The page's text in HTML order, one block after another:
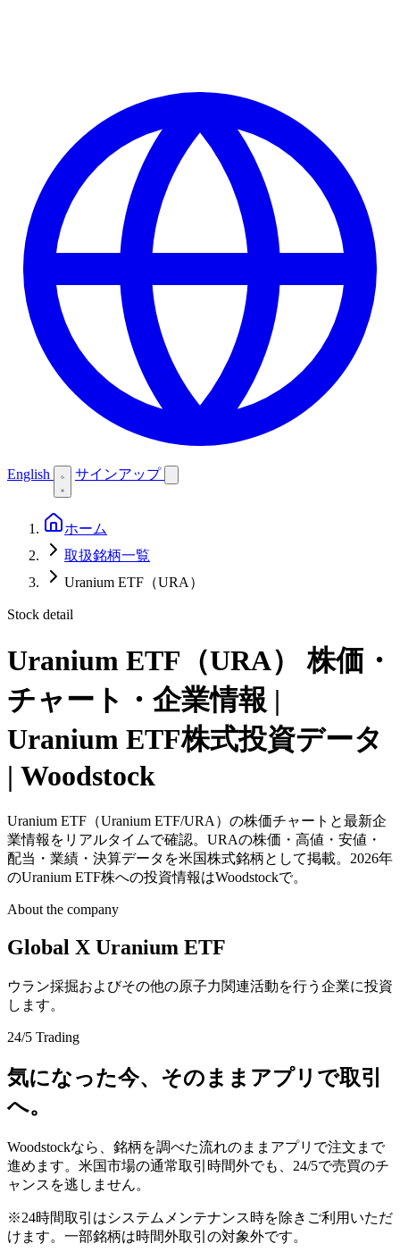
English サインアップ
ホーム
取扱銘柄一覧
Uranium ETF（URA）
Stock detail
Uranium ETF（URA）
株価・
チャート・企業情報 |
Uranium ETF株式投資データ
| Woodstock
Uranium ETF（Uranium ETF/URA）の株価チャートと最新企
業情報をリアルタイムで確認。URAの株価・高値・安値・
配当・業績・決算データを米国株式銘柄として掲載。2026年
のUranium ETF株への投資情報はWoodstockで。
About the company
Global X Uranium ETF
ウラン採掘およびその他の原子力関連活動を行う企業に投資
します。
24/5 Trading
気になった今、そのままアプリで取引
へ。
Woodstockなら、銘柄を調べた流れのままアプリで注文まで
進めます。米国市場の通常取引時間外でも、24/5で売買のチ
ャンスを逃しません。
※24時間取引はシステムメンテナンス時を除きご利用いただ
けます。一部銘柄は時間外取引の対象外です。